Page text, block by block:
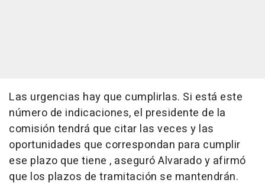
Las urgencias hay que cumplirlas. Si está este
número de indicaciones, el presidente de la
comisión tendrá que citar las veces y las
oportunidades que correspondan para cumplir
ese plazo que tiene , aseguró Alvarado y afirmó
que los plazos de tramitación se mantendrán.